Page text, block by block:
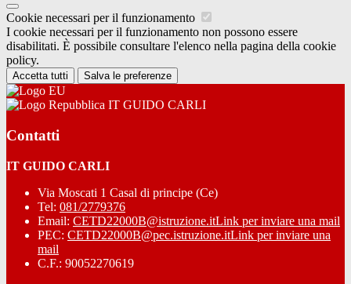
Cookie necessari per il funzionamento
I cookie necessari per il funzionamento non possono essere
disabilitati. È possibile consultare l'elenco nella pagina della cookie
policy.
Accetta tutti Salva le preferenze
IT GUIDO CARLI
Contatti
IT GUIDO CARLI
Via Moscati 1 Casal di principe (Ce)
Tel: 081/2779376
Email: CETD22000B@istruzione.itLink per inviare una mail
PEC: CETD22000B@pec.istruzione.itLink per inviare una
mail
C.F.: 90052270619